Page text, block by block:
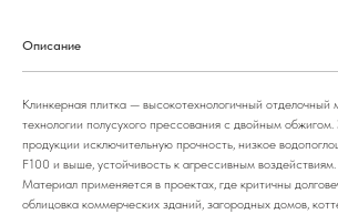
Описание
Клинкерная плитка — высокотехнологичный отделочный
технологии полусухого прессования с двойным
продукции исключительную прочность, низкое
F100 и выше, устойчивость к агрессивным воздействиям.
Материал применяется в проектах, где критичны
облицовка коммерческих зданий, загородных домов,